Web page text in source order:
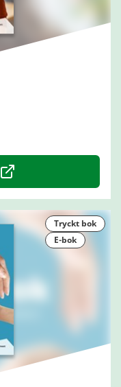
tryckt bok
e-bok